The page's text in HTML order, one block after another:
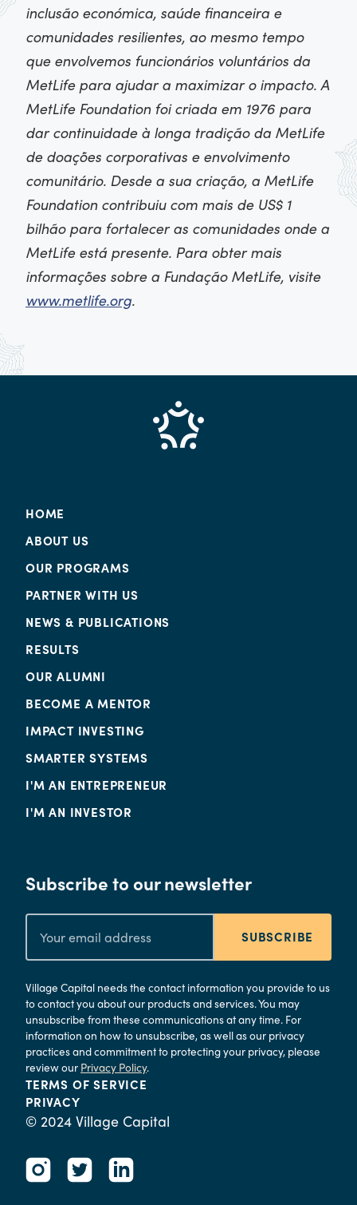
inclusão económica, saúde financeira e
comunidades resilientes, ao mesmo tempo
que envolvemos funcionários voluntários da
MetLife para ajudar a maximizar o impacto. A
MetLife Foundation foi criada em 1976 para
dar continuidade à longa tradição da MetLife
de doações corporativas e envolvimento
comunitário. Desde a sua criação, a MetLife
Foundation contribuiu com mais de US$ 1
bilhão para fortalecer as comunidades onde a
MetLife está presente. Para obter mais
informações sobre a Fundação MetLife, visite
www.metlife.org.
HOME
ABOUT US
OUR PROGRAMS
PARTNER WITH US
NEWS & PUBLICATIONS
RESULTS
OUR ALUMNI
BECOME A MENTOR
IMPACT INVESTING
SMARTER SYSTEMS
I'M AN ENTREPRENEUR
I'M AN INVESTOR
Subscribe to our newsletter
SUBSCRIBE
Village Capital needs the contact information you provide to us
to contact you about our products and services. You may
unsubscribe from these communications at any time. For
information on how to unsubscribe, as well as our privacy
practices and commitment to protecting your privacy, please
review our Privacy Policy.
TERMS OF SERVICE
PRIVACY
© 2024 Village Capital